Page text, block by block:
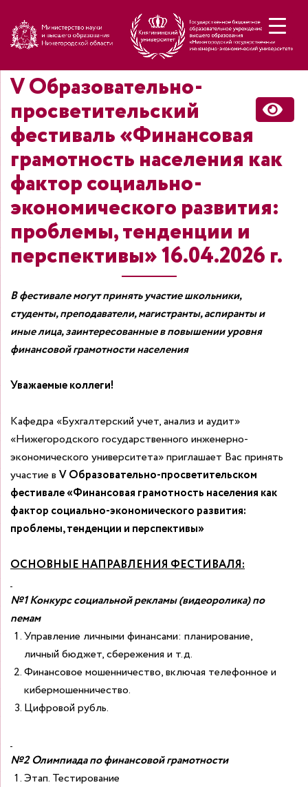
V Образовательно-
просветительский
фестиваль «Финансовая
грамотность населения как
фактор социально-
экономического развития:
проблемы, тенденции и
перспективы» 16.04.2026 г.
В фестивале могут принять участие школьники,
студенты, преподаватели, магистранты, аспиранты и
иные лица, заинтересованные в повышении уровня
финансовой грамотности населения
Уважаемые коллеги!
Кафедра «Бухгалтерский учет, анализ и аудит»
«Нижегородского государственного инженерно-
экономического университета» приглашает Вас принять
участие в V Образовательно-просветительском
фестивале «Финансовая грамотность населения как
фактор социально-экономического развития:
проблемы, тенденции и перспективы»
ОСНОВНЫЕ НАПРАВЛЕНИЯ ФЕСТИВАЛЯ:
№1 Конкурс социальной рекламы (видеоролика) по
nемам
Управление личными финансами: планирование,
личный бюджет, сбережения и т.д.
Финансовое мошенничество, включая телефонное и
кибермошенничество.
Цифровой рубль.
№2 Олимпиада по финансовой грамотности
Этап. Тестирование